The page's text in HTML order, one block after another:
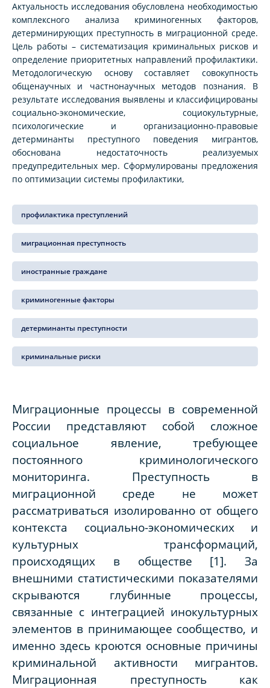
Актуальность исследования обусловлена необходимостью
комплексного анализа криминогенных факторов,
детерминирующих преступность в миграционной среде.
Цель работы – систематизация криминальных рисков и
определение приоритетных направлений профилактики.
Методологическую основу составляет совокупность
общенаучных и частнонаучных методов познания. В
результате исследования выявлены и классифицированы
социально-экономические, социокультурные,
психологические и организационно-правовые
детерминанты преступного поведения мигрантов,
обоснована недостаточность реализуемых
предупредительных мер. Сформулированы предложения
по оптимизации системы профилактики,
профилактика преступлений
миграционная преступность
иностранные граждане
криминогенные факторы
детерминанты преступности
криминальные риски
Миграционные процессы в современной
России представляют собой сложное
социальное явление, требующее
постоянного криминологического
мониторинга. Преступность в
миграционной среде не может
рассматриваться изолированно от общего
контекста социально-экономических и
культурных трансформаций,
происходящих в обществе [1]. За
внешними статистическими показателями
скрываются глубинные процессы,
связанные с интеграцией инокультурных
элементов в принимающее сообщество, и
именно здесь кроются основные причины
криминальной активности мигрантов.
Миграционная преступность как